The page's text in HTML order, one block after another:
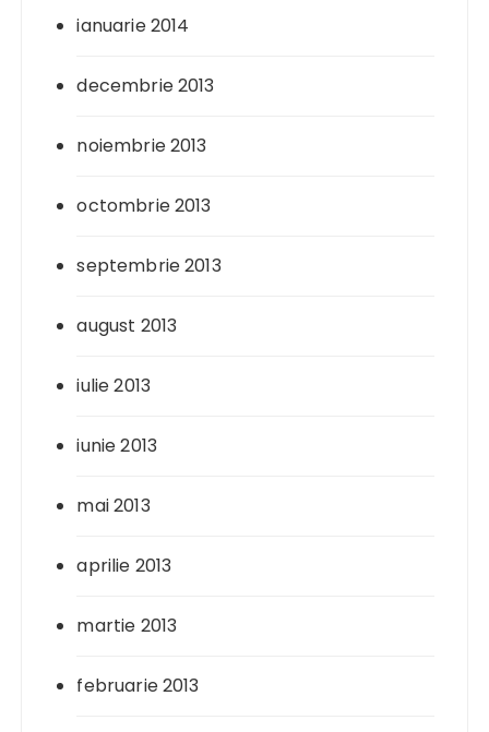
ianuarie 2014
decembrie 2013
noiembrie 2013
octombrie 2013
septembrie 2013
august 2013
iulie 2013
iunie 2013
mai 2013
aprilie 2013
martie 2013
februarie 2013